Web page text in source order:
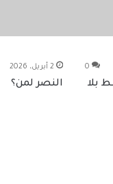
0
بلا
2 أبريل، 2026
النصر لمن؟